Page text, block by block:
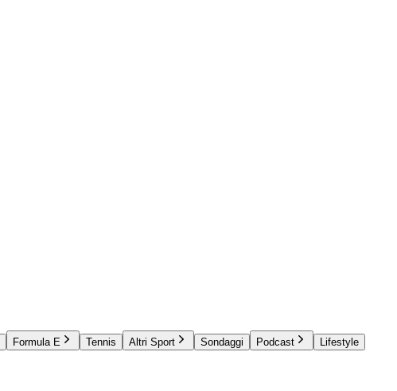
Formula E Tennis Altri Sport Sondaggi Podcast
Lifestyle